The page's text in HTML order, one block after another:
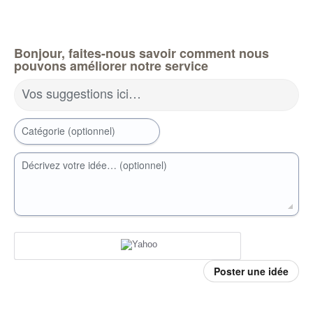
Bonjour, faites-nous savoir comment nous
pouvons améliorer notre service
Vos suggestions ici…
Catégorie (optionnel)
Décrivez votre idée… (optionnel)
Poster une idée